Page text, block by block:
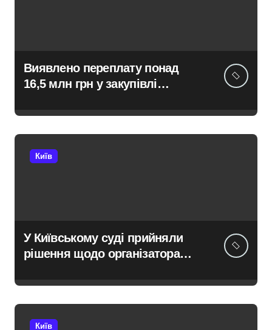
Виявлено переплату понад
16,5 млн грн у закупівлі
висунула підозру посадовцю
Державної служби зайнятості
Київ
У Київському суді прийняли
рішення щодо організатора
сервісу
Київ